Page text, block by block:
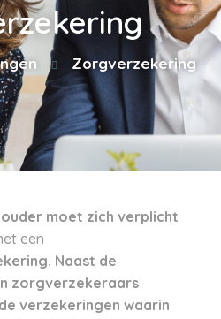
Zorgverzekering
moet zich verplicht
een
Naast de
zorgverzekeraars
verzekeringen waarin